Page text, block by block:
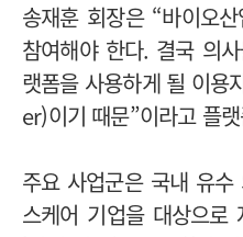
송재훈 회장은 “바이오
참여해야 한다. 결국 의
랫폼을 사용하게 될 이용
er)이기 때문”이라고 플
주요 사업군은 국내 유
스케어 기업을 대상으로